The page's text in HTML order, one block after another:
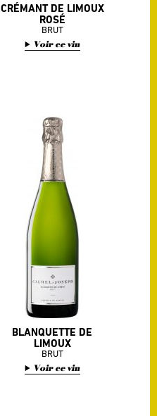
Limoux Rouge : 60 hectares au
moment de la publication du
décret en 2004, devrait
atteindre 150 hectares en 2008.
l’appellation Limoux est
composé de merlot, côt, syrah,
grenache, Carignan et
cabernet-franc ou cabernet-
sauvignon en cépages
accessoires.
CRÉMANT DE LIMOUX
ROSÉ
BRUT
Voir ce vin
BLANQUETTE DE
LIMOUX
BRUT
Voir ce vin